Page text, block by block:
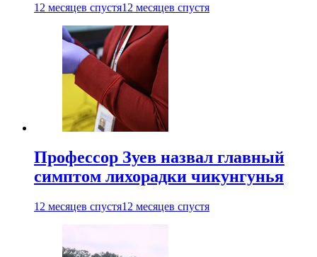
12 месяцев спустя12 месяцев спустя
Профессор Зуев назвал главный
симптом лихорадки чикунгунья
12 месяцев спустя12 месяцев спустя